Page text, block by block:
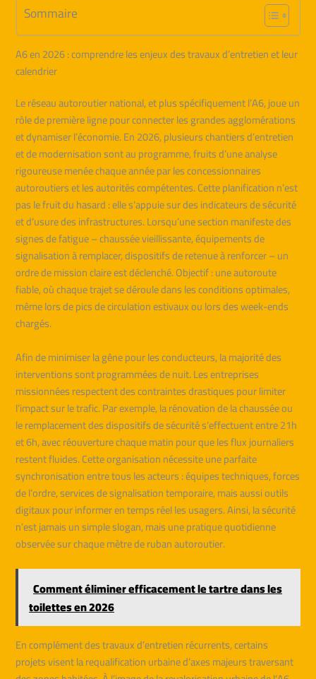
Sommaire
A6 en 2026 : comprendre les enjeux des travaux d’entretien et leur
calendrier
Le réseau autoroutier national, et plus spécifiquement l’A6, joue un
rôle de première ligne pour connecter les grandes agglomérations
et dynamiser l’économie. En 2026, plusieurs chantiers d’entretien
et de modernisation sont au programme, fruits d’une analyse
rigoureuse menée chaque année par les concessionnaires
autoroutiers et les autorités compétentes. Cette planification n’est
pas le fruit du hasard : elle s’appuie sur des indicateurs de sécurité
et d’usure des infrastructures. Lorsqu’une section manifeste des
signes de fatigue – chaussée vieillissante, équipements de
signalisation à remplacer, dispositifs de retenue à renforcer – un
ordre de mission claire est déclenché. Objectif : une autoroute
fiable, où chaque trajet se déroule dans les conditions optimales,
même lors de pics de circulation estivaux ou lors des week-ends
chargés.
Afin de minimiser la gêne pour les conducteurs, la majorité des
interventions sont programmées de nuit. Les entreprises
missionnées respectent des contraintes drastiques pour limiter
l’impact sur le trafic. Par exemple, la rénovation de la chaussée ou
le remplacement des dispositifs de sécurité s’effectuent entre 21h
et 6h, avec réouverture chaque matin pour que les flux journaliers
restent fluides. Cette organisation nécessite une parfaite
synchronisation entre tous les acteurs : équipes techniques, forces
de l’ordre, services de signalisation temporaire, mais aussi outils
digitaux pour informer en temps réel les usagers. Ainsi, la sécurité
n’est jamais un simple slogan, mais une pratique quotidienne
observée sur chaque mètre de ruban autoroutier.
Comment éliminer efficacement le tartre dans les
toilettes en 2026
En complément des travaux d’entretien récurrents, certains
projets visent la requalification urbaine d’axes majeurs traversant